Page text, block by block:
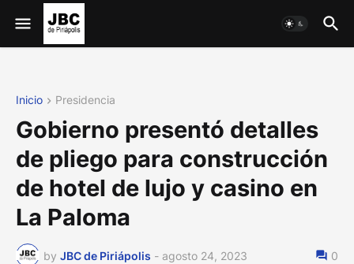
Inicio Presidencia
Gobierno presentó detalles
de pliego para construcción
de hotel de lujo y casino en
La Paloma
by JBC de Piriápolis - agosto 24, 2023 0